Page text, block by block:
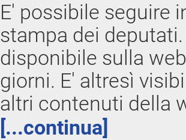
E' possibile seguire
stampa dei
disponibile sulla
giorni. E' altresì
altri contenuti della
[...continua]